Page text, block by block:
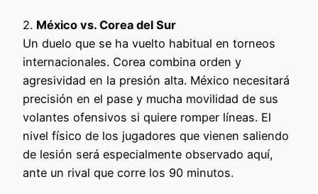
2. México vs. Corea del Sur
Un duelo que se ha vuelto habitual en torneos
internacionales. Corea combina orden y
agresividad en la presión alta. México necesitará
precisión en el pase y mucha movilidad de sus
volantes ofensivos si quiere romper líneas. El
nivel físico de los jugadores que vienen saliendo
de lesión será especialmente observado aquí,
ante un rival que corre los 90 minutos.